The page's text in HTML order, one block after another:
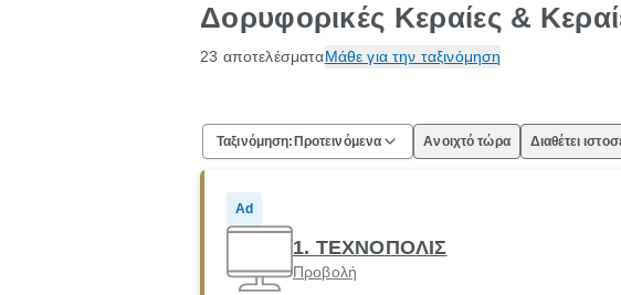
Δορυφορικές Κεραίες &
23 αποτελέσματαΜάθε για την ταξινόμηση
Ταξινόμηση: Προτεινόμενα Ανοιχτό τώρα Διαθέτει
Ad
1. ΤΕΧΝΟΠΟΛΙΣ
Προβολή